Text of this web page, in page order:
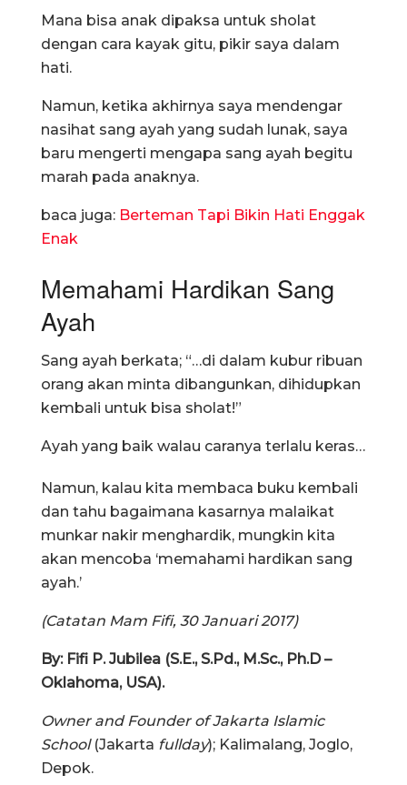
Mana bisa anak dipaksa untuk sholat
dengan cara kayak gitu, pikir saya dalam
hati.
Namun, ketika akhirnya saya mendengar
nasihat sang ayah yang sudah lunak, saya
baru mengerti mengapa sang ayah begitu
marah pada anaknya.
baca juga: Berteman Tapi Bikin Hati Enggak
Enak
Memahami Hardikan Sang
Ayah
Sang ayah berkata; “…di dalam kubur ribuan
orang akan minta dibangunkan, dihidupkan
kembali untuk bisa sholat!”
Ayah yang baik walau caranya terlalu keras…
Namun, kalau kita membaca buku kembali
dan tahu bagaimana kasarnya malaikat
munkar nakir menghardik, mungkin kita
akan mencoba ‘memahami hardikan sang
ayah.’
(Catatan Mam Fifi, 30 Januari 2017)
By: Fifi P. Jubilea (S.E., S.Pd., M.Sc., Ph.D –
Oklahoma, USA).
Owner and Founder of Jakarta Islamic
School (Jakarta fullday); Kalimalang, Joglo,
Depok.